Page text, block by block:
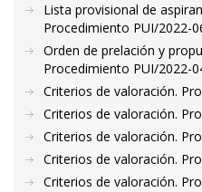
Lista provisional de
Procedimiento PUI/2022-
Orden de prelación y
Procedimiento PUI/2022-
Criterios de valoración.
Criterios de valoración.
Criterios de valoración.
Criterios de valoración.
Criterios de valoración.